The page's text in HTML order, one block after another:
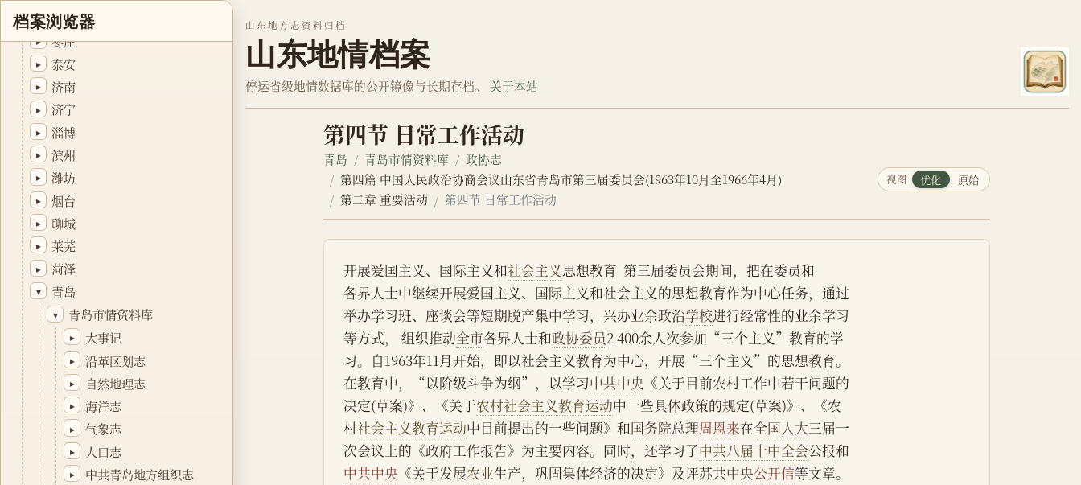
山东地方志资料归档
山东地情档案
停运省级地情数据库的公开镜像与长期存档。 关于本站
第四节 日常工作活动
青岛 青岛市情资料库
政协志
第四篇 中国人民政治协商会议山东省青岛市第三届委员会(1963年10月至1966年4月)
第二章 重要活动
第四节 日常工作活动
视图 优化 原始
档案浏览器
▸ 日照
▸ 枣庄
▸ 泰安
▸ 济南
▸ 济宁
▸ 淄博
▸ 滨州
▸ 潍坊
▸ 烟台
▸ 聊城
▸ 莱芜
▸ 菏泽
▾ 青岛
▾ 青岛市情资料库
▸ 大事记
▸ 沿革区划志
▸ 自然地理志
▸ 海洋志
▸ 气象志
▸ 人口志
▸ 中共青岛地方组织志
开展爱国主义、国际主义和社会主义思想教育  第三届委员会期间，把在委员和
各界人士中继续开展爱国主义、国际主义和社会主义的思想教育作为中心任务，通过
举办学习班、座谈会等短期脱产集中学习，兴办业余政治学校进行经常性的业余学习
等方式， 组织推动全市各界人士和政协委员2 400余人次参加“三个主义”教育的学
习。自1963年11月开始，即以社会主义教育为中心，开展“三个主义”的思想教育。
在教育中，“以阶级斗争为纲”，以学习中共中央 《关于目前农村工作中若干问题的
决定(草案)》、《关于农村社会主义教育运动中一些具体政策的规定(草案)》、《农
村社会主义教育运动中目前提出的一些问题》和国务院总理周恩来在全国人大三届一
次会议上的《政府工作报告》为主要内容。同时，还学习了中共八届十中全会公报和
中共中央 《关于发展农业生产，巩固集体经济的决定》及评苏共中央公开信等文章。